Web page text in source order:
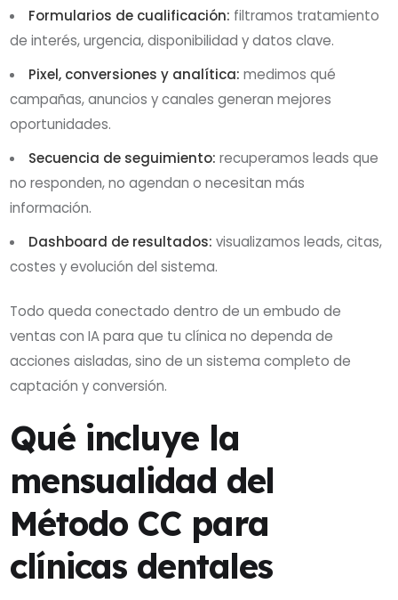
Formularios de cualificación: filtramos tratamiento
de interés, urgencia, disponibilidad y datos clave.
Pixel, conversiones y analítica: medimos qué
campañas, anuncios y canales generan mejores
oportunidades.
Secuencia de seguimiento: recuperamos leads que
no responden, no agendan o necesitan más
información.
Dashboard de resultados: visualizamos leads, citas,
costes y evolución del sistema.
Todo queda conectado dentro de un embudo de
ventas con IA para que tu clínica no dependa de
acciones aisladas, sino de un sistema completo de
captación y conversión.
Qué incluye la
mensualidad del
Método CC para
clínicas dentales